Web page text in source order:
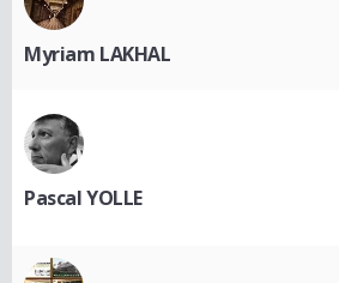
Myriam LAKHAL
Pascal YOLLE